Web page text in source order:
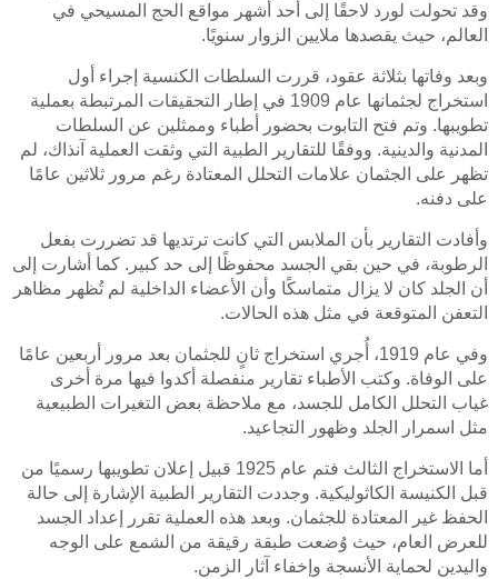
وقد تحولت لورد لاحقًا إلى أحد أشهر مواقع الحج المسيحي في
العالم، حيث يقصدها ملايين الزوار سنويًا.
وبعد وفاتها بثلاثة عقود، قررت السلطات الكنسية إجراء أول
استخراج لجثمانها عام 1909 في إطار التحقيقات المرتبطة بعملية
تطويبها. وتم فتح التابوت بحضور أطباء وممثلين عن السلطات
المدنية والدينية. ووفقًا للتقارير الطبية التي وثقت العملية آنذاك، لم
تظهر على الجثمان علامات التحلل المعتادة رغم مرور ثلاثين عامًا
على دفنه.
وأفادت التقارير بأن الملابس التي كانت ترتديها قد تضررت بفعل
الرطوبة، في حين بقي الجسد محفوظًا إلى حد كبير. كما أشارت إلى
أن الجلد كان لا يزال متماسكًا وأن الأعضاء الداخلية لم تُظهر مظاهر
التعفن المتوقعة في مثل هذه الحالات.
وفي عام 1919، أُجري استخراج ثانٍ للجثمان بعد مرور أربعين عامًا
على الوفاة. وكتب الأطباء تقارير منفصلة أكدوا فيها مرة أخرى
غياب التحلل الكامل للجسد، مع ملاحظة بعض التغيرات الطبيعية
مثل اسمرار الجلد وظهور التجاعيد.
أما الاستخراج الثالث فتم عام 1925 قبيل إعلان تطويبها رسميًا من
قبل الكنيسة الكاثوليكية. وجددت التقارير الطبية الإشارة إلى حالة
الحفظ غير المعتادة للجثمان. وبعد هذه العملية تقرر إعداد الجسد
للعرض العام، حيث وُضعت طبقة رقيقة من الشمع على الوجه
واليدين لحماية الأنسجة وإخفاء آثار الزمن.